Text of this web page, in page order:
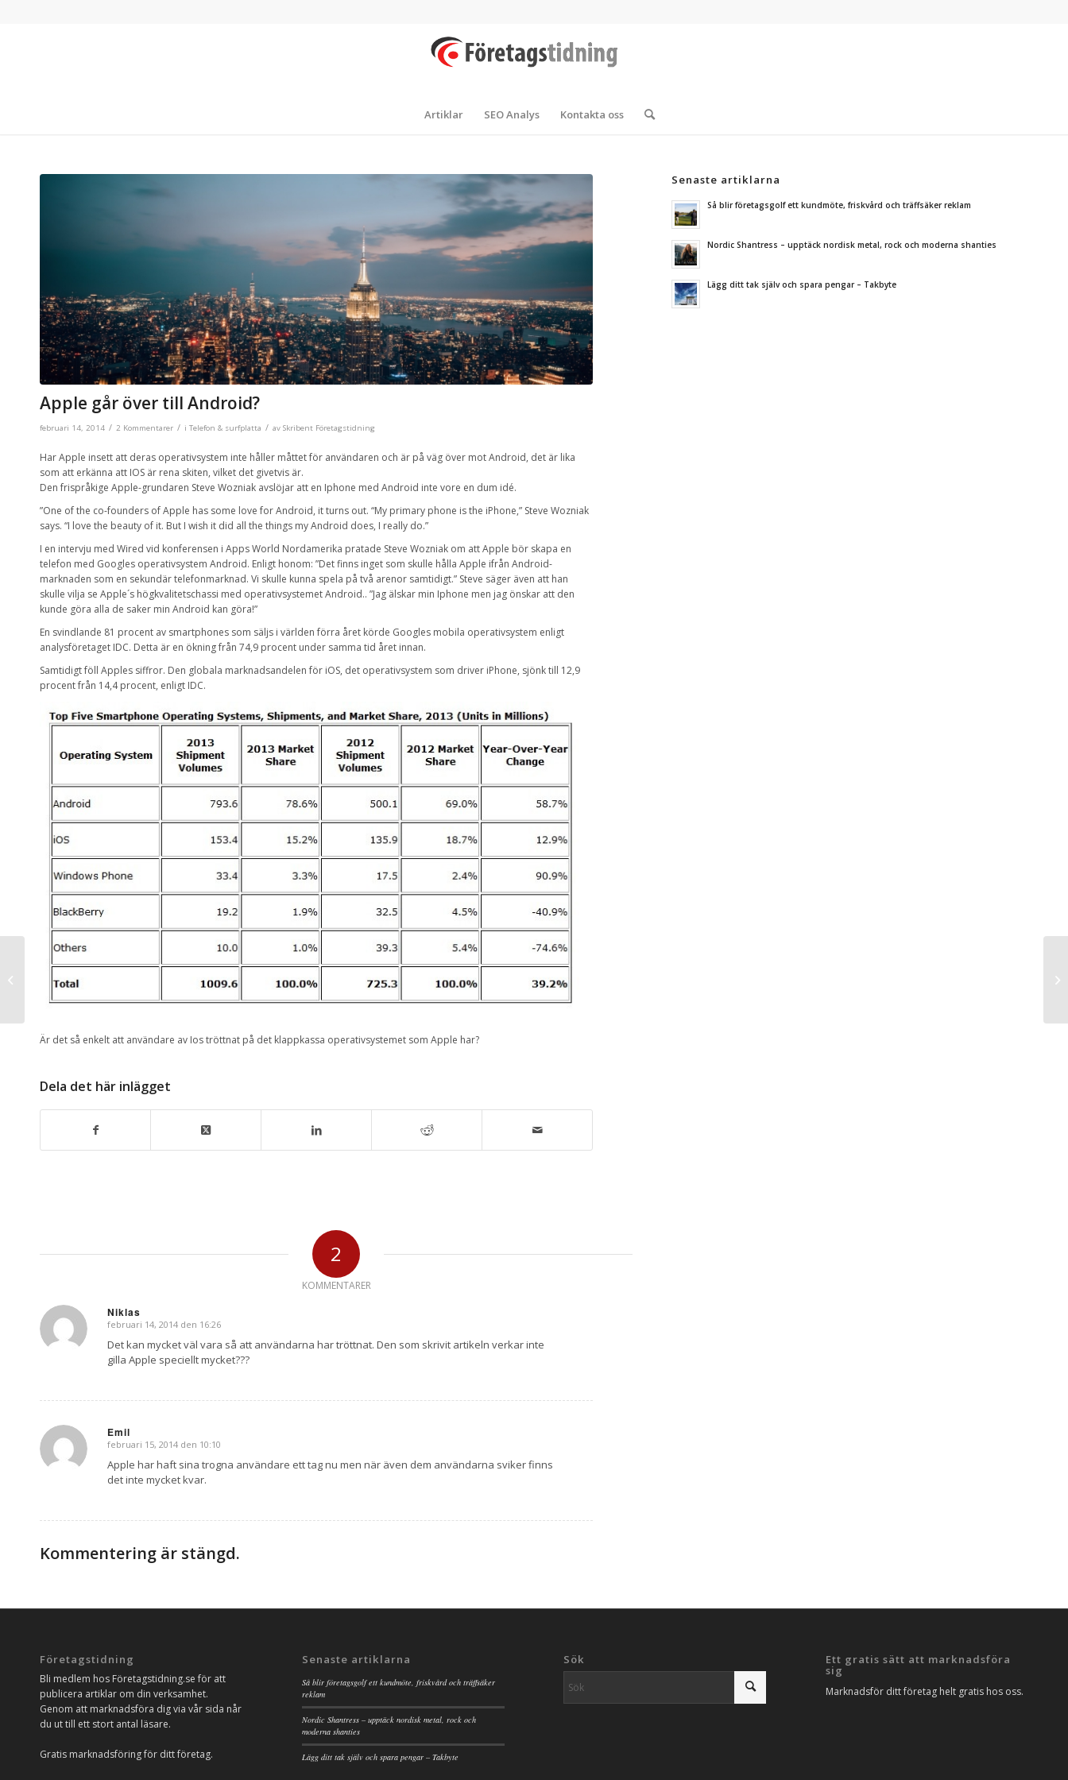
Artiklar SEO Analys Kontakta oss
Apple går över till Android?
februari 14, 2014 / 2 Kommentarer / i Telefon & surfplatta / av Skribent Företagstidning
Har Apple insett att deras operativsystem inte håller måttet för användaren och är på väg över mot Android, det är lika
som att erkänna att IOS är rena skiten, vilket det givetvis är.
Den frispråkige Apple-grundaren Steve Wozniak avslöjar att en Iphone med Android inte vore en dum idé.
”One of the co-founders of Apple has some love for Android, it turns out. “My primary phone is the iPhone,” Steve Wozniak
says. “I love the beauty of it. But I wish it did all the things my Android does, I really do.”
I en intervju med Wired vid konferensen i Apps World Nordamerika pratade Steve Wozniak om att Apple bör skapa en
telefon med Googles operativsystem Android. Enligt honom: ”Det finns inget som skulle hålla Apple ifrån Android-
marknaden som en sekundär telefonmarknad. Vi skulle kunna spela på två arenor samtidigt.” Steve säger även att han
skulle vilja se Apple´s högkvalitetschassi med operativsystemet Android.. ”Jag älskar min Iphone men jag önskar att den
kunde göra alla de saker min Android kan göra!”
En svindlande 81 procent av smartphones som säljs i världen förra året körde Googles mobila operativsystem enligt
analysföretaget IDC. Detta är en ökning från 74,9 procent under samma tid året innan.
Samtidigt föll Apples siffror. Den globala marknadsandelen för iOS, det operativsystem som driver iPhone, sjönk till 12,9
procent från 14,4 procent, enligt IDC.
Är det så enkelt att användare av Ios tröttnat på det klappkassa operativsystemet som Apple har?
Dela det här inlägget
2
KOMMENTARER
Niklas
says:
februari 14, 2014 den 16:26
Det kan mycket väl vara så att användarna har tröttnat. Den som skrivit artikeln verkar inte
gilla Apple speciellt mycket???
Emil
says:
februari 15, 2014 den 10:10
Apple har haft sina trogna användare ett tag nu men när även dem användarna sviker finns
det inte mycket kvar.
Kommentering är stängd.
Senaste artiklarna
Så blir företagsgolf ett kundmöte, friskvård och träffsäker reklam
Nordic Shantress – upptäck nordisk metal, rock och moderna shanties
Lägg ditt tak själv och spara pengar – Takbyte
Företagstidning
Bli medlem hos Företagstidning.se för att
publicera artiklar om din verksamhet.
Genom att marknadsföra dig via vår sida når
du ut till ett stort antal läsare.
Gratis marknadsföring för ditt företag.
Senaste artiklarna
Så blir företagsgolf ett kundmöte, friskvård och träffsäker
reklam
Nordic Shantress – upptäck nordisk metal, rock och
moderna shanties
Lägg ditt tak själv och spara pengar – Takbyte
Sök Ett gratis sätt att marknadsföra
sig
Marknadsför ditt företag helt gratis hos oss.
Dean’s Blue Hole –
Fridykning